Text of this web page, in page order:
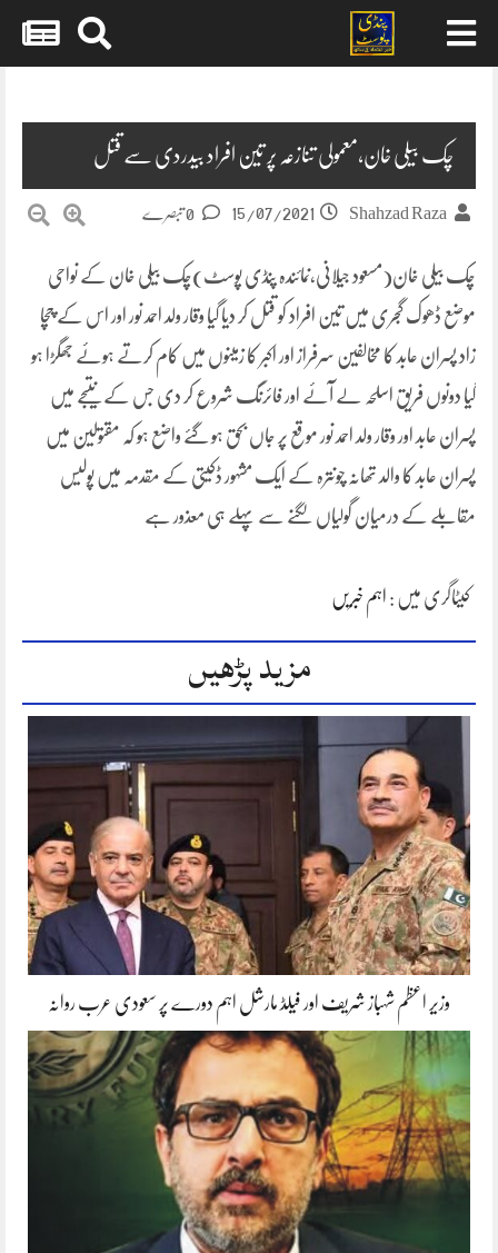
چک بیلی خان،معمولی تنازعہ پر تین افراد بیدردی سے قتل
Shahzad Raza
15/07/2021
چک بیلی خان(مسعود جیلانی،نمائندہ پنڈی پوسٹ)چک بیلی خان کے نواحی
موضع ڈھوک گجری میں تین افراد کو قتل کر دیا گیا وقار ولد احمد نور اور اس کے چچا
زاد پسران عابد کا مخالفین سرفراز اور اکبر کا زمینوں میں کام کرتے ہوئے جھگڑا ہو
گیا دونوں فریق اسلحہ لے آئے اور فائرنگ شروع کر دی جس کے نتیجے میں
پسران عابد اور وقار ولد احمد نور موقع پر جاں بحق ہو گئے واضع ہو کہ مقتولین میں
پسران عابد کا والد تھانہ چونترہ کے ایک مشہور ڈکیتی کے مقدمہ میں پولیس
مقابلے کے درمیان گولیاں لگنے سے پہلے ہی معذور ہے
کیٹاگری میں : اہم خبریں
مزید پڑھیں
وزیر اعظم شہباز شریف اور فیلڈ مارشل اہم دورے پر سعودی عرب روانہ